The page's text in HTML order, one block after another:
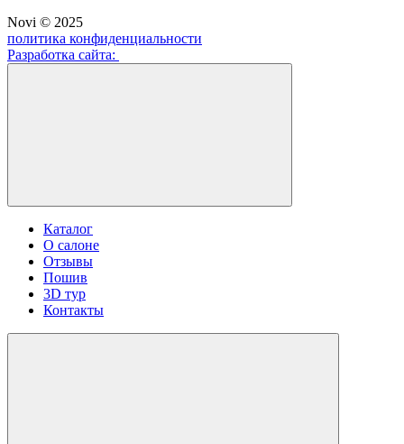
Novi © 2025
политика конфиденциальности
Разработка сайта:
Каталог
О салоне
Отзывы
Пошив
3D тур
Контакты